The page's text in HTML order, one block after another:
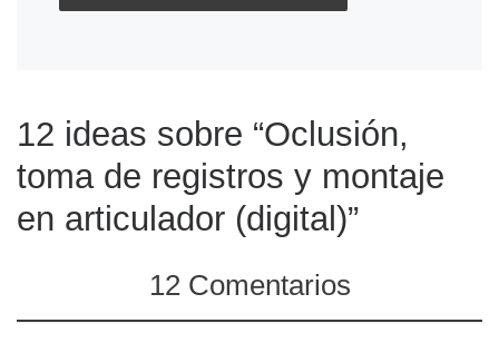
12 ideas sobre “Oclusión,
toma de registros y montaje
en articulador (digital)”
12 Comentarios